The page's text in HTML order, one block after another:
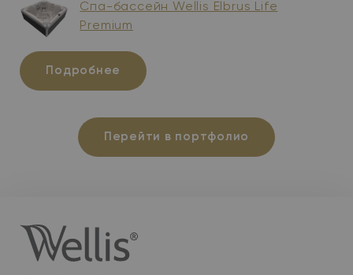
Спа-бассейн Wellis Elbrus Life
Premium
Подробнее
Перейти в портфолио